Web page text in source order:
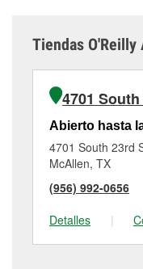
Tiendas O'Reilly
4701
Abierto hasta
4701 South 23rd
McAllen, TX
(956) 992-0656
Detalles
|